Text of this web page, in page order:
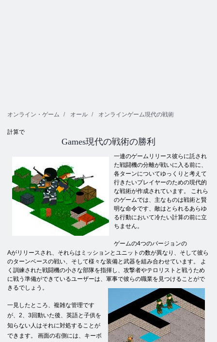
オンライン・ゲーム オール オンラインゲーム現代の戦術
計算で
Games現代の戦術の勝利
一連のゲームリリース彼らに託され
た戦闘機の分離が戦いに入る前に、
各ターンについてゆっくりと考えて
行きたいプレイヤーのための現代的
な戦術が作成されています。 これら
のゲームでは、主なものは戦術と賢
明な命令です、敵はとられるあらゆ
る行動において冷たい計算の前に立
ちません。
ゲームの4つのバージョンの
Aがリリースされ、それらはミッションとユニットの数が異なり、そして彼ら
のターンベースの戦い、そして様々な装備と武器を組み合わせています。 よ
く訓練された戦闘機の小さな部隊を指揮し、攻撃者やテロリストと戦うため
に戦う準備ができているユーザーは、軍事で彼らの職業を見つけることがで
きるでしょう。
一見したところ、複雑な管理です
が、2、3回動いた後、英語と子供を
知らない人はそれに対処することが
できます。 画面の右側には、キーボ